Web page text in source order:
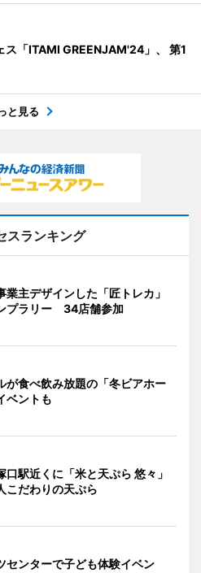
ス「ITAMI GREENJAM'24」、 第1
と見る
スランキング
業主デザインした「匠トレカ」
プラリー 34店舗参加
が食べ飲み放題の「冬ビアホー
ントも
口駅近くに「米と天ぷら 悠々」
こだわりの天ぷら
センターで子ども体験イベン